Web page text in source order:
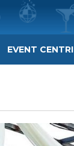
EVENT CENTRI